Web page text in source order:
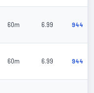
60m 6.99 944
60m 6.99 944